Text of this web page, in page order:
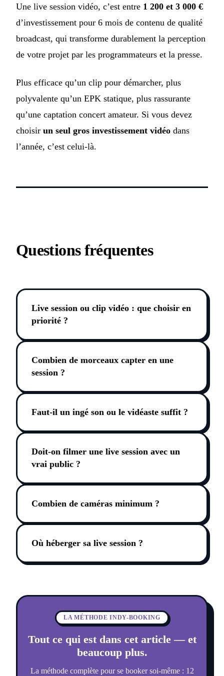
Une live session vidéo, c’est entre 1 200 et 3 000 €
d’investissement pour 6 mois de contenu de qualité
broadcast, qui transforme durablement la perception
de votre projet par les programmateurs et la presse.
Plus efficace qu’un clip pour démarcher, plus
polyvalente qu’un EPK statique, plus rassurante
qu’une captation concert amateur. Si vous devez
choisir un seul gros investissement vidéo dans
l’année, c’est celui-là.
Questions fréquentes
Live session ou clip vidéo : que choisir en
priorité ?
Combien de morceaux capter en une
session ?
Faut-il un ingé son ou le vidéaste suffit ?
Doit-on filmer une live session avec un
vrai public ?
Combien de caméras minimum ?
Où héberger sa live session ?
LA MÉTHODE INDY-BOOKING
Tout ce qui est dans cet article — et
beaucoup plus.
La méthode complète pour se booker soi-même : 12